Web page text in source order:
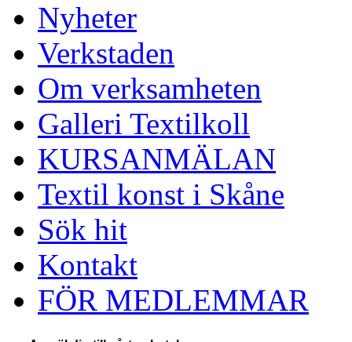
Nyheter
Verkstaden
Om verksamheten
Galleri Textilkoll
KURSANMÄLAN
Textil konst i Skåne
Sök hit
Kontakt
FÖR MEDLEMMAR